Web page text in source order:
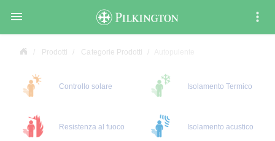

Prodotti Categorie Prodotti
Controllo solare Isolamento Termico
Resistenza al fuoco Isolamento acustico